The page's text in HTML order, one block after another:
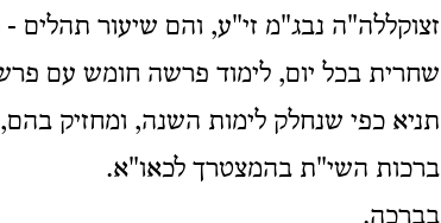
זצוקללה"ה נבג"מ זי"ע, והם שיעור
שחרית בכל יום, לימוד פרשה חומש עם
תניא כפי שנחלק לימות השנה, ומחזיק
ברכות השי"ת בהמצטרך לכאו"א.